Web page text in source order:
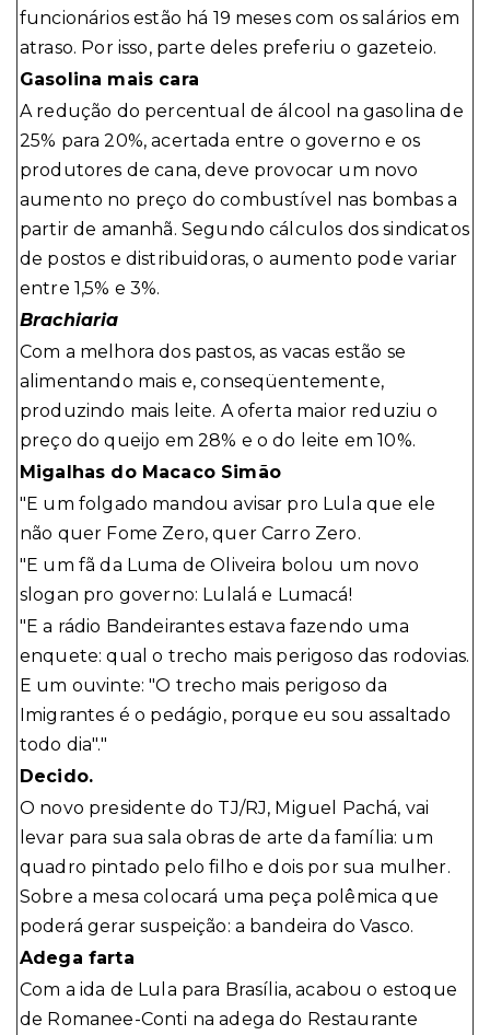
funcionários estão há 19 meses com os salários em
atraso. Por isso, parte deles preferiu o gazeteio.
Gasolina mais cara
A redução do percentual de álcool na gasolina de
25% para 20%, acertada entre o governo e os
produtores de cana, deve provocar um novo
aumento no preço do combustível nas bombas a
partir de amanhã. Segundo cálculos dos sindicatos
de postos e distribuidoras, o aumento pode variar
entre 1,5% e 3%.
Brachiaria
Com a melhora dos pastos, as vacas estão se
alimentando mais e, conseqüentemente,
produzindo mais leite. A oferta maior reduziu o
preço do queijo em 28% e o do leite em 10%.
Migalhas do Macaco Simão
"E um folgado mandou avisar pro Lula que ele
não quer Fome Zero, quer Carro Zero.
"E um fã da Luma de Oliveira bolou um novo
slogan pro governo: Lulalá e Lumacá!
"E a rádio Bandeirantes estava fazendo uma
enquete: qual o trecho mais perigoso das rodovias.
E um ouvinte: "O trecho mais perigoso da
Imigrantes é o pedágio, porque eu sou assaltado
todo dia"."
Decido.
O novo presidente do TJ/RJ, Miguel Pachá, vai
levar para sua sala obras de arte da família: um
quadro pintado pelo filho e dois por sua mulher.
Sobre a mesa colocará uma peça polêmica que
poderá gerar suspeição: a bandeira do Vasco.
Adega farta
Com a ida de Lula para Brasília, acabou o estoque
de Romanee-Conti na adega do Restaurante